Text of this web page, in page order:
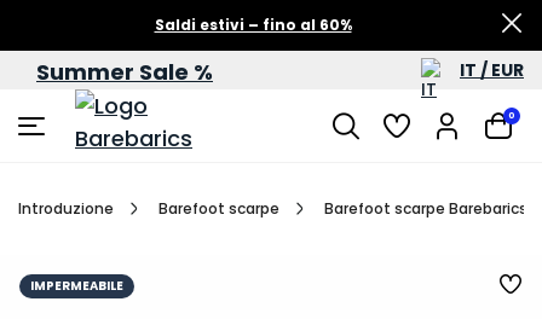
Saldi estivi – fino al 60%
Summer Sale % IT / EUR
0
Introduzione Barefoot scarpe Barefoot scarpe Barebarics
IMPERMEABILE